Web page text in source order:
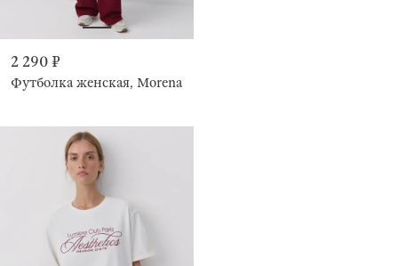
2 290 ₽
Футболка женская, Morena